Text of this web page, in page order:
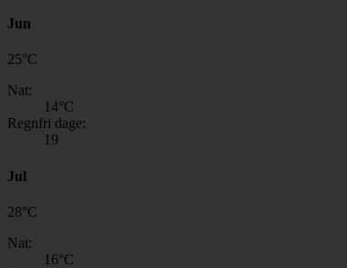
Jun
25°C
Nat:
14°C
Regnfri dage:
19
Jul
28°C
Nat:
16°C